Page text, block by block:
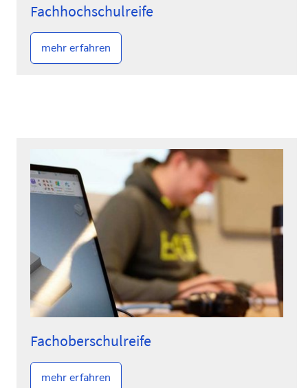
Fachhochschulreife
mehr erfahren
Fachoberschulreife
mehr erfahren